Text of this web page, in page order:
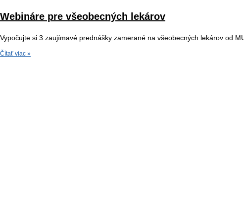
Webináre pre všeobecných lekárov
Vypočujte si 3 zaujímavé prednášky zamerané na všeobecných lekárov od
Čítať viac »